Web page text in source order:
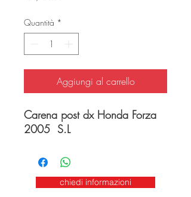
Quantità *
Aggiungi al carrello
Carena post dx Honda Forza
2005 S.L
chiedi informazioni